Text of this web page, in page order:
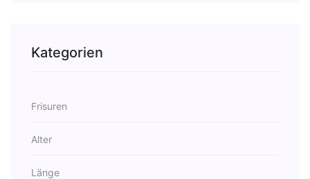
Kategorien
Frisuren
Alter
Länge